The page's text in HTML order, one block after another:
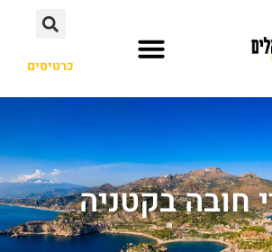
כרטיסים
חובה בקטניה